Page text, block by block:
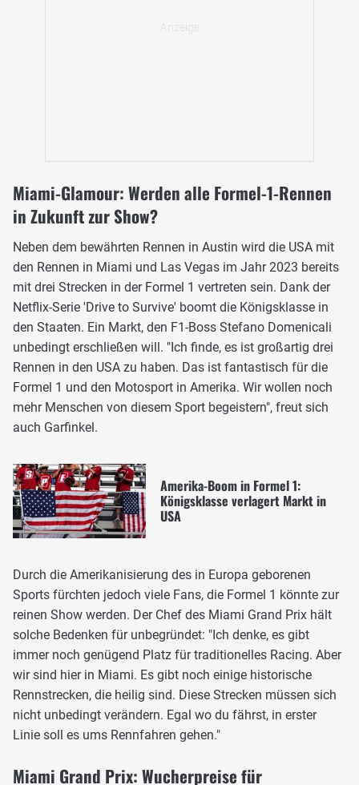
Miami-Glamour: Werden alle Formel-1-Rennen
in Zukunft zur Show?
Neben dem bewährten Rennen in Austin wird die USA mit
den Rennen in Miami und Las Vegas im Jahr 2023 bereits
mit drei Strecken in der Formel 1 vertreten sein. Dank der
Netflix-Serie 'Drive to Survive' boomt die Königsklasse in
den Staaten. Ein Markt, den F1-Boss Stefano Domenicali
unbedingt erschließen will. "Ich finde, es ist großartig drei
Rennen in den USA zu haben. Das ist fantastisch für die
Formel 1 und den Motosport in Amerika. Wir wollen noch
mehr Menschen von diesem Sport begeistern", freut sich
auch Garfinkel.
Amerika-Boom in Formel 1:
Königsklasse verlagert Markt in
USA
Durch die Amerikanisierung des in Europa geborenen
Sports fürchten jedoch viele Fans, die Formel 1 könnte zur
reinen Show werden. Der Chef des Miami Grand Prix hält
solche Bedenken für unbegründet: "Ich denke, es gibt
immer noch genügend Platz für traditionelles Racing. Aber
wir sind hier in Miami. Es gibt noch einige historische
Rennstrecken, die heilig sind. Diese Strecken müssen sich
nicht unbedingt verändern. Egal wo du fährst, in erster
Linie soll es ums Rennfahren gehen."
Miami Grand Prix: Wucherpreise für